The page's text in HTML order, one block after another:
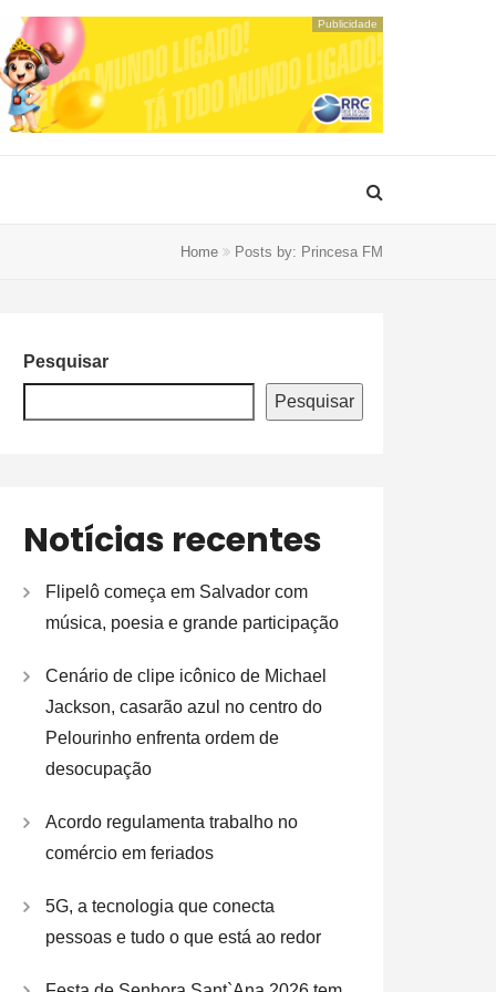
Publicidade
Home Posts by: Princesa FM
Pesquisar
Pesquisar
Notícias recentes
Flipelô começa em Salvador com
música, poesia e grande participação
Cenário de clipe icônico de Michael
Jackson, casarão azul no centro do
Pelourinho enfrenta ordem de
desocupação
Acordo regulamenta trabalho no
comércio em feriados
5G, a tecnologia que conecta
pessoas e tudo o que está ao redor